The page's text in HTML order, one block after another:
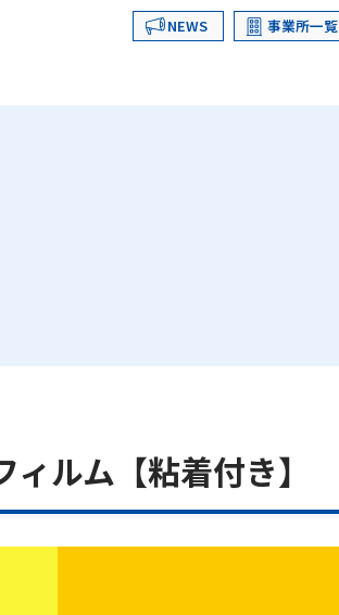
NEWS 事業所一覧
ルム【粘着付き】